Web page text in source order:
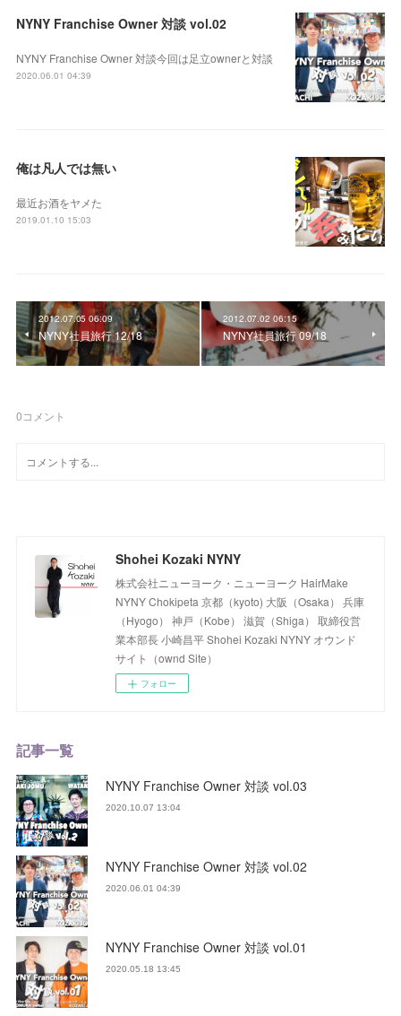
NYNY Franchise Owner 対談 vol.02
NYNY Franchise Owner 対談今回は足立ownerと対談
2020.06.01 04:39
俺は凡人では無い
最近お酒をヤメた
2019.01.10 15:03
2012.07.05 06:09
NYNY社員旅行 12/18
2012.07.02 06:15
NYNY社員旅行 09/18
0コメント
Shohei Kozaki NYNY
株式会社ニューヨーク・ニューヨーク HairMake
NYNY Chokipeta 京都（kyoto) 大阪（Osaka） 兵庫
（Hyogo） 神戸（Kobe） 滋賀（Shiga） 取締役営
業本部長 小崎昌平 Shohei Kozaki NYNY オウンド
サイト（ownd Site）
フォロー
記事一覧
NYNY Franchise Owner 対談 vol.03
2020.10.07 13:04
NYNY Franchise Owner 対談 vol.02
2020.06.01 04:39
NYNY Franchise Owner 対談 vol.01
2020.05.18 13:45